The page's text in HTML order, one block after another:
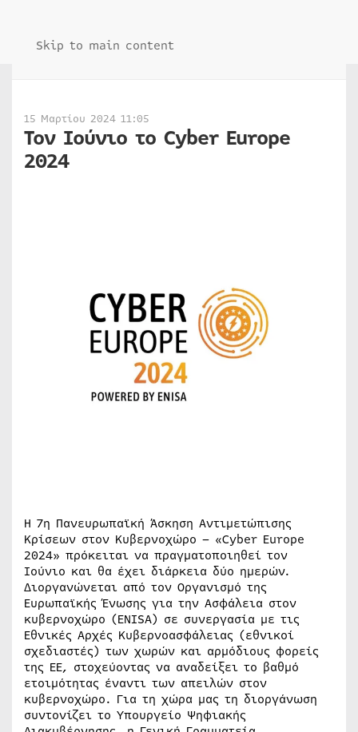
Skip to main content
15 Μαρτίου 2024 11:05
Τον Ιούνιο το Cyber Europe
2024
Η 7η Πανευρωπαϊκή Άσκηση Αντιμετώπισης
Κρίσεων στον Κυβερνοχώρο – «Cyber Europe
2024» πρόκειται να πραγματοποιηθεί τον
Ιούνιο και θα έχει διάρκεια δύο ημερών.
Διοργανώνεται από τον Οργανισμό της
Ευρωπαϊκής Ένωσης για την Ασφάλεια στον
κυβερνοχώρο (ENISA) σε συνεργασία με τις
Εθνικές Αρχές Κυβερνοασφάλειας (εθνικοί
σχεδιαστές) των χωρών και αρμόδιους φορείς
της ΕΕ, στοχεύοντας να αναδείξει το βαθμό
ετοιμότητας έναντι των απειλών στον
κυβερνοχώρο. Για τη χώρα μας τη διοργάνωση
συντονίζει το Υπουργείο Ψηφιακής